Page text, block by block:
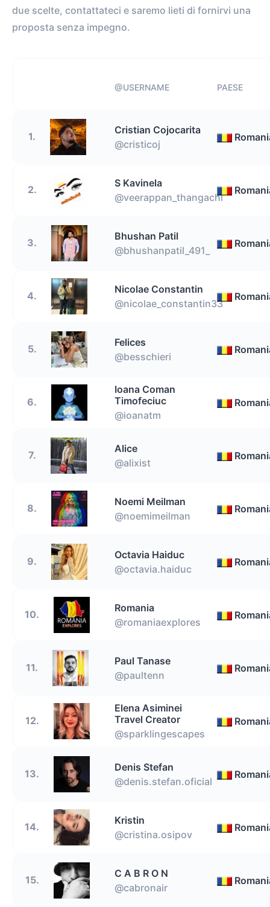
due scelte, contattateci e saremo lieti di fornirvi una
proposta senza impegno.
@USERNAME PAESE
1.
Cristian Cojocarita
@cristicoj
2.
S Kavinela
@veerappan_thangachi
3.
Bhushan Patil
@bhushanpatil_491_
4.
Nicolae Constantin
@nicolae_constantin33
5.
Felices
@besschieri
6.
Ioana Coman
Timofeciuc
@ioanatm
7.
Alice
@alixist
8.
Noemi Meilman
@noemimeilman
9.
Octavia Haiduc
@octavia.haiduc
10.
Romania
@romaniaexplores
11.
Paul Tanase
@paultenn
12.
Elena Asiminei
Travel Creator
@sparklingescapes
13.
Denis Stefan
@denis.stefan.oficial
14.
Kristin
@cristina.osipov
15.
C A B R O N
@cabronair